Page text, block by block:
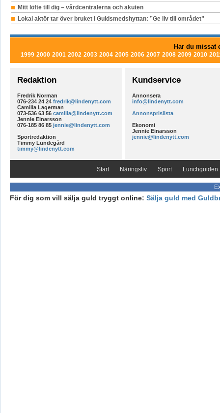
Mitt löfte till dig – vårdcentralerna och akuten
Lokal aktör tar över bruket i Guldsmedshyttan: ”Ge liv till området”
Har du missat
1999 2000 2001 2002 2003 2004 2005 2006 2007 2008 2009 2010
Redaktion
Fredrik Norman
076-234 24 24 fredrik@lindenytt.com
Camilla Lagerman
073-536 63 56 camilla@lindenytt.com
Jennie Einarsson
076-185 86 85 jennie@lindenytt.com
Sportredaktion
Timmy Lundegård
timmy@lindenytt.com
Kundservice
Annonsera
info@lindenytt.com
Annonsprislista
Ekonomi
Jennie Einarsson
jennie@lindenytt.com
Start Näringsliv Sport Lunchguiden
För dig som vill sälja guld tryggt online: Sälja guld med